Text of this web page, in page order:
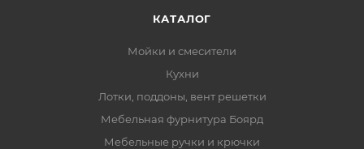
КАТАЛОГ
Мойки и смесители
Кухни
Лотки, поддоны, вент решетки
Мебельная фурнитура Боярд
Мебельные ручки и крючки